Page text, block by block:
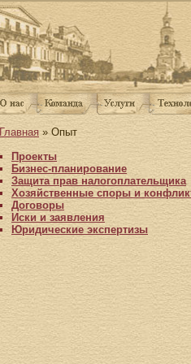
Главная» Опыт
Проекты
Бизнес-планирование
Защита прав налогоплательщика
Хозяйственные споры и
Договоры
Иски и заявления
Юридические экспертизы